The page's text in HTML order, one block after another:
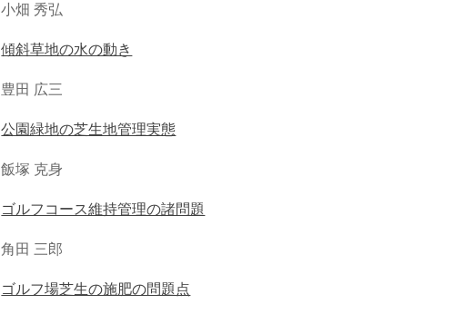
小畑 秀弘
傾斜草地の水の動き
豊田 広三
公園緑地の芝生地管理実態
飯塚 克身
ゴルフコース維持管理の諸問題
角田 三郎
ゴルフ場芝生の施肥の問題点